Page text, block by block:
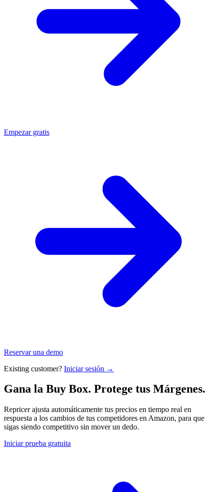
Empezar gratis
Reservar una demo
Existing customer? Iniciar sesión →
Gana la Buy Box. Protege tus Márgenes.
Repricer ajusta automáticamente tus precios en tiempo real en
respuesta a los cambios de tus competidores en Amazon, para que
sigas siendo competitivo sin mover un dedo.
Iniciar prueba gratuita